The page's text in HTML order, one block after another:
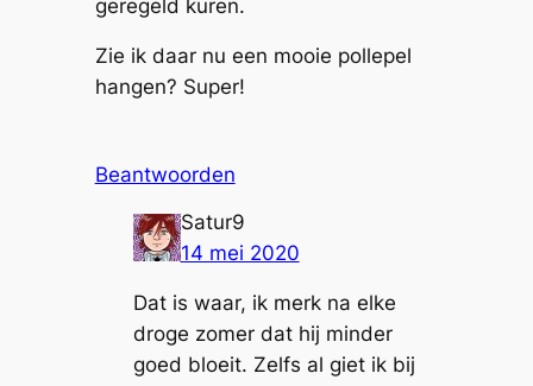
geregeld kuren.
Zie ik daar nu een mooie pollepel
hangen? Super!
Beantwoorden
Satur9
14 mei 2020
Dat is waar, ik merk na elke
droge zomer dat hij minder
goed bloeit. Zelfs al giet ik bij